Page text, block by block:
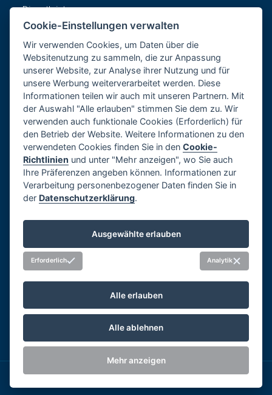
Dienstleistungen
Mehr
Firmenprofil
Karriere
Referenzen
Datenschutzerklärung
Impressum
Whistleblowing
Informationen zur Verwendung Cookies
Cookies verwalten
Soziale Netzwerke
®
Cookie-Einstellungen verwalten
Wir verwenden Cookies, um Daten über die
Websitenutzung zu sammeln, die zur Anpassung
unserer Website, zur Analyse ihrer Nutzung und für
unsere Werbung weiterverarbeitet werden. Diese
Informationen teilen wir auch mit unseren Partnern. Mit
der Auswahl "Alle erlauben" stimmen Sie dem zu. Wir
verwenden auch funktionale Cookies (Erforderlich) für
den Betrieb der Website. Weitere Informationen zu den
verwendeten Cookies finden Sie in denCookie-
Richtlinien und unter "Mehr anzeigen", wo Sie auch
Ihre Präferenzen angeben können. Informationen zur
Verarbeitung personenbezogener Daten finden Sie in
der Datenschutzerklärung.
Ausgewählte erlauben
Erforderlich Analytik
Alle erlauben
Alle ablehnen
Mehr anzeigen